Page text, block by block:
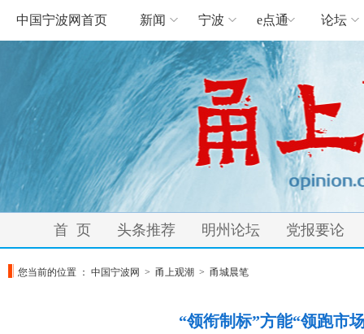
中国宁波网首页 新闻 宁波 e点通 论坛
首 页 头条推荐 明州论坛 党报要论
您当前的位置 ： 中国宁波网 > 甬上观潮 > 甬城晨笔
“领衔制标”方能“领跑市